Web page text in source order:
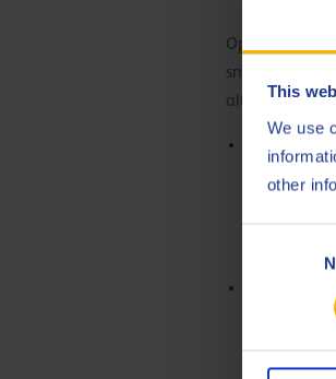
This
We use
other
Oplosbare en
aluminium en
De
zijn
levensduur
De
aluminium
zeer